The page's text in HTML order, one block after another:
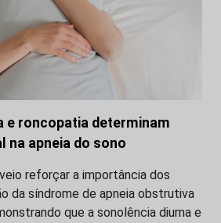
e roncopatia determinam
na apneia do sono
reforçar a importância dos
da síndrome de apneia obstrutiva
que a sonolência diurna e